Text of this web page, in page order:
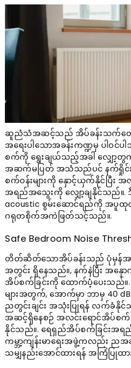
ဆူညံသံအဆင့်သည် အိပ်ခန်းသက်တ
အရေးပါသောအခန်းကဏ္ဍမှ ပါဝင်
စက်ကို ရွေးချယ်သည့်အခါ လျှော့တွ
အဆက်မပြတ် အသံသည်ပင် နက်ရှိုင်း
စက်ဝန်းများကို နှောင့်ယှက်နိုင်ပြီး အ
အရည်အသွေးကို လျှော့ချနိုင်သည်။.
acoustic စွမ်းဆောင်ရည်ကို အပူ
ဂရုတစိုက်အကဲဖြတ်သင့်သည်။.
Safe Bedroom Noise
တိတ်ဆိတ်သောအိပ်ခန်းသည် ပုံမှန်အား
အတွင်း ရှိနေသည်။, နက်နဲပြီး အနှ
အိပ်စက်ခြင်းကို ထောက်ပံ့ပေးသည်။
များအတွက်, အောက်မှာ ဘာမှ 40
ညတွင်းချင်း အသုံးပြုရန် လက်ခံ
အဆင့်ရှိနေစဉ် အလင်းရောင်အိပ်စက်
နိုင်သည်။. ရေရှည်အိပ်စက်ခြင်းအ
ကမ္ဘာ့ကျန်းမာရေးအဖွဲ့ကလည်း
သမျှနည်းအောင်ထားရန် အကြံပြုထ